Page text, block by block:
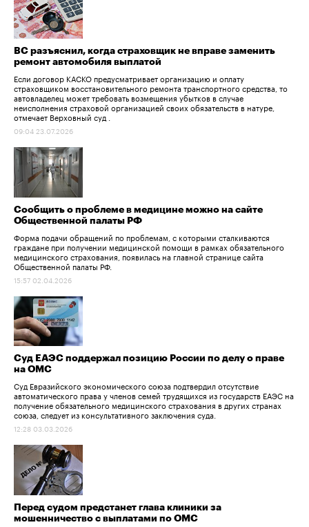
ВС разъяснил, когда страховщик не вправе заменить
ремонт автомобиля выплатой
Если договор КАСКО предусматривает организацию и оплату
страховщиком восстановительного ремонта транспортного средства, то
автовладелец может требовать возмещения убытков в случае
неисполнения страховой организацией своих обязательств в натуре,
отмечает Верховный суд .
09:04 23.07.2026
Сообщить о проблеме в медицине можно на сайте
Общественной палаты РФ
Форма подачи обращений по проблемам, с которыми сталкиваются
граждане при получении медицинской помощи в рамках обязательного
медицинского страхования, появилась на главной странице сайта
Общественной палаты РФ.
15:57 02.04.2026
Суд ЕАЭС поддержал позицию России по делу о праве
на ОМС
Суд Евразийского экономического союза подтвердил отсутствие
автоматического права у членов семей трудящихся из государств ЕАЭС на
получение обязательного медицинского страхования в других странах
союза, следует из консультативного заключения суда.
12:28 03.03.2026
Перед судом предстанет глава клиники за
мошенничество с выплатами по ОМС